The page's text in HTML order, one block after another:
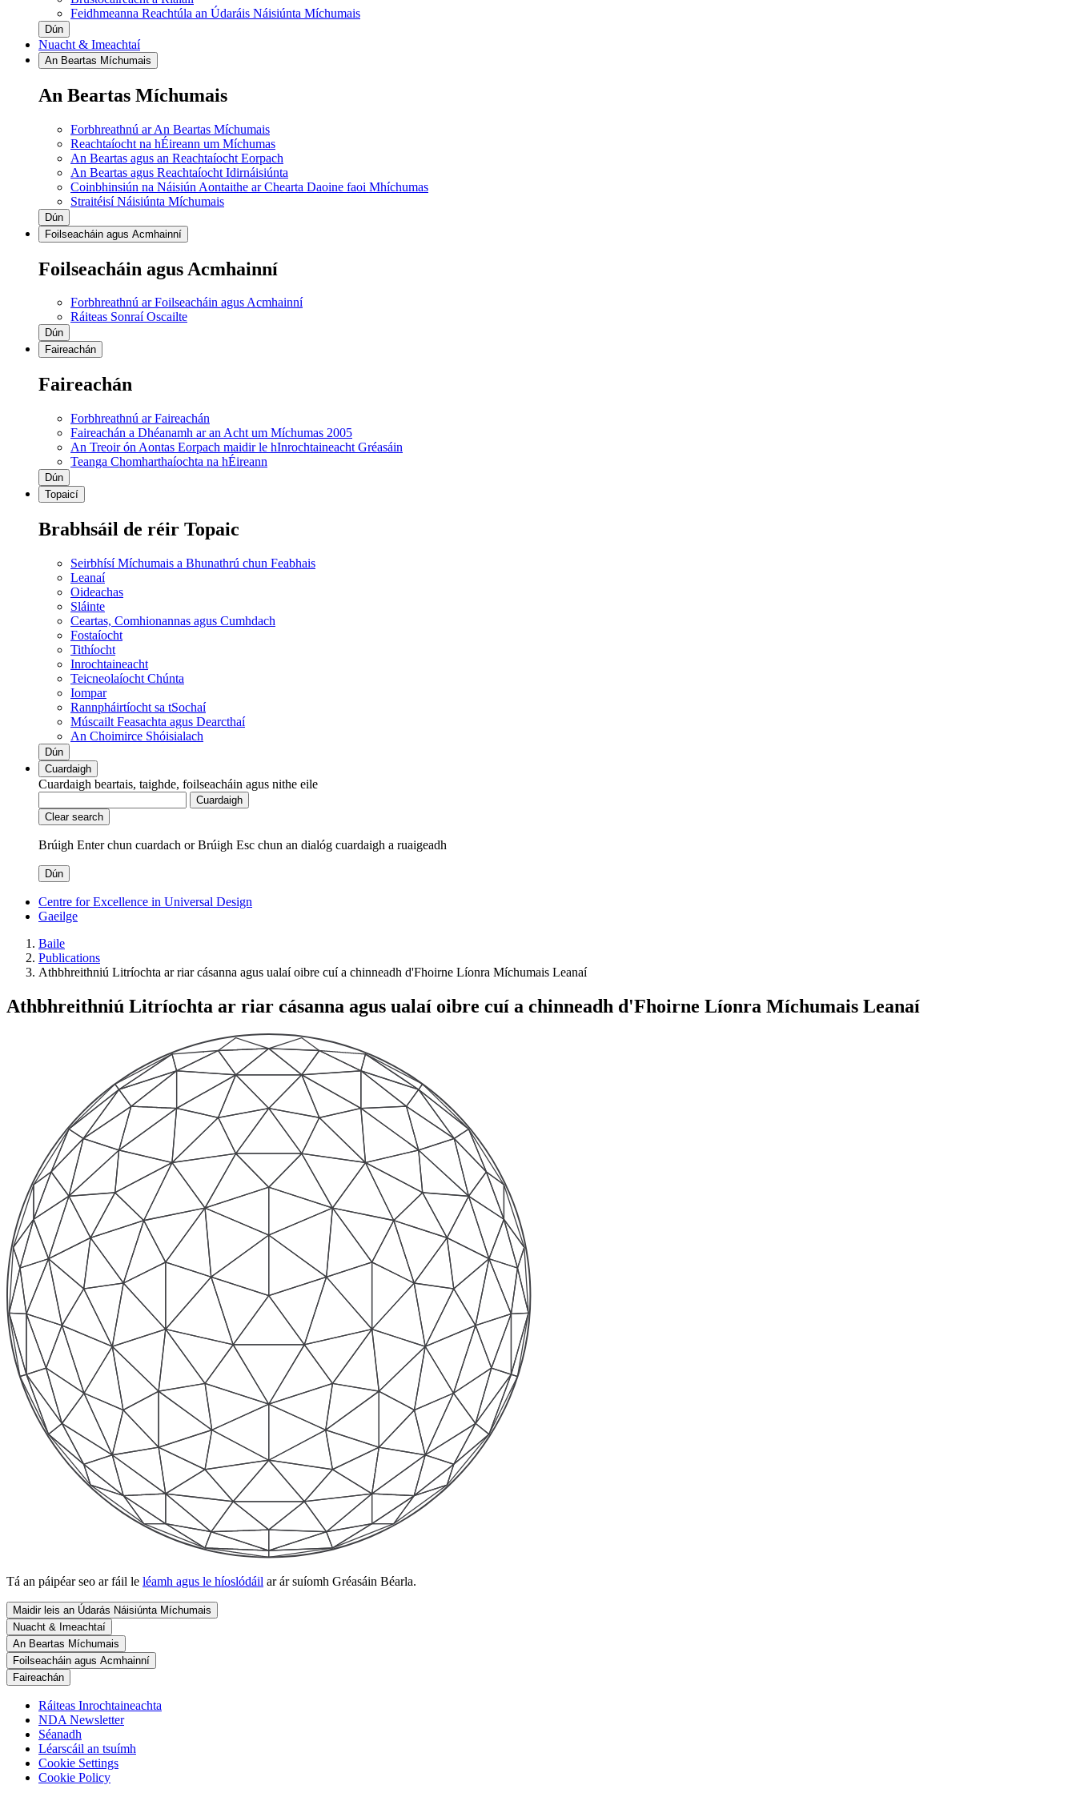
Feidhmeanna Reachtúla an Údaráis Náisiúnta Míchumais
Dún
Nuacht & Imeachtaí
An Beartas Míchumais
An Beartas Míchumais
Forbhreathnú ar An Beartas Míchumais
Reachtaíocht na hÉireann um Míchumas
An Beartas agus an Reachtaíocht Eorpach
An Beartas agus Reachtaíocht Idirnáisiúnta
Coinbhinsiún na Náisiún Aontaithe ar Chearta Daoine faoi Mhíchumas
Straitéisí Náisiúnta Míchumais
Dún
Foilseacháin agus Acmhainní
Foilseacháin agus Acmhainní
Forbhreathnú ar Foilseacháin agus Acmhainní
Ráiteas Sonraí Oscailte
Dún
Faireachán
Faireachán
Forbhreathnú ar Faireachán
Faireachán a Dhéanamh ar an Acht um Míchumas 2005
An Treoir ón Aontas Eorpach maidir le hInrochtaineacht Gréasáin
Teanga Chomharthaíochta na hÉireann
Dún
Topaicí
Brabhsáil de réir Topaic
Seirbhísí Míchumais a Bhunathrú chun Feabhais
Leanaí
Oideachas
Sláinte
Ceartas, Comhionannas agus Cumhdach
Fostaíocht
Tithíocht
Inrochtaineacht
Teicneolaíocht Chúnta
Iompar
Rannpháirtíocht sa tSochaí
Múscailt Feasachta agus Dearcthaí
An Choimirce Shóisialach
Dún
Cuardaigh
Cuardaigh beartais, taighde, foilseacháin agus nithe eile
Cuardaigh
Clear search
Brúigh Enter chun cuardach orBrúigh Esc chun an dialóg cuardaigh a ruaigeadh
Dún
Centre for Excellence in Universal Design
Gaeilge
Baile
Publications
Athbhreithniú Litríochta ar riar cásanna agus ualaí oibre cuí a chinneadh d'Fhoirne Líonra Míchumais Leanaí
Athbhreithniú Litríochta ar riar cásanna agus ualaí oibre cuí a chinneadh d'Fhoirne Líonra Míchumais Leanaí
Tá an páipéar seo ar fáil le léamh agus le híoslódáil ar ár suíomh Gréasáin Béarla.
Maidir leis an Údarás Náisiúnta Míchumais
Nuacht & Imeachtaí
An Beartas Míchumais
Foilseacháin agus Acmhainní
Faireachán
Ráiteas Inrochtaineachta
NDA Newsletter
Séanadh
Léarscáil an tsuímh
Cookie Settings
Cookie Policy